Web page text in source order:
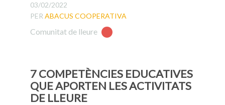
03/02/2022
PER ABACUS COOPERATIVA
Comunitat de lleure
7 COMPETÈNCIES EDUCATIVES
QUE APORTEN LES ACTIVITATS
DE LLEURE